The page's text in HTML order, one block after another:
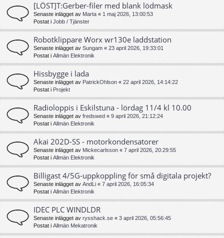
[LÖST]T:Gerber-filer med blank lödmask
Senaste inlägget av Marta « 1 maj 2026, 13:00:53
Postat i Jobb / Tjänster
Robotklippare Worx wr130e laddstation
Senaste inlägget av Sungam « 23 april 2026, 19:33:01
Postat i Allmän Elektronik
Hissbygge i lada
Senaste inlägget av PatrickOhlson « 22 april 2026, 14:14:22
Postat i Projekt
Radioloppis i Eskilstuna - lördag 11/4 kl 10.00
Senaste inlägget av fredswed « 9 april 2026, 21:12:24
Postat i Allmän Elektronik
Akai 202D-SS - motorkondensatorer
Senaste inlägget av Mickecarlsson « 7 april 2026, 20:29:55
Postat i Allmän Elektronik
Billigast 4/5G-uppkoppling för små digitala projekt?
Senaste inlägget av AndLi « 7 april 2026, 16:05:34
Postat i Allmän Elektronik
IDEC PLC WINDLDR
Senaste inlägget av rysshack.se « 3 april 2026, 05:56:45
Postat i Allmän Mekatronik